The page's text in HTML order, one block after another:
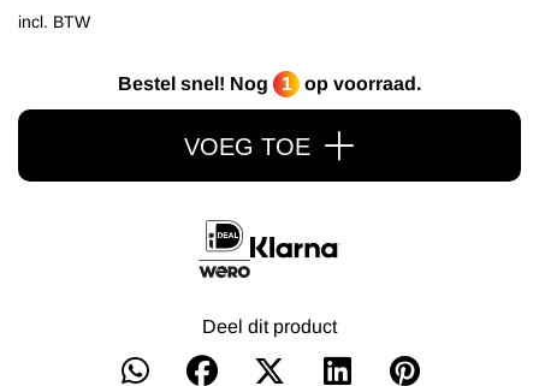
incl. BTW
Bestel snel! Nog 1 op voorraad.
VOEG TOE
Deel dit product